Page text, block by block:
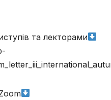
та лекторами